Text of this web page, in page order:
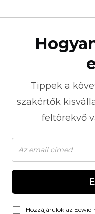
Tippek a
szakértők
feltörekvő
Hozzájárulok az Ecwid